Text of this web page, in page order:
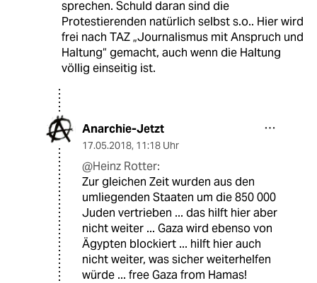
sprechen. Schuld daran sind die
Protestierenden natürlich selbst s.o.. Hier wird
frei nach TAZ „Journalismus mit Anspruch und
Haltung“ gemacht, auch wenn die Haltung
völlig einseitig ist.
Anarchie-Jetzt
17.05.2018, 11:18 Uhr
@Heinz Rotter:
Zur gleichen Zeit wurden aus den
umliegenden Staaten um die 850 000
Juden vertrieben ... das hilft hier aber
nicht weiter ... Gaza wird ebenso von
Ägypten blockiert ... hilft hier auch
nicht weiter, was sicher weiterhelfen
würde ... free Gaza from Hamas!